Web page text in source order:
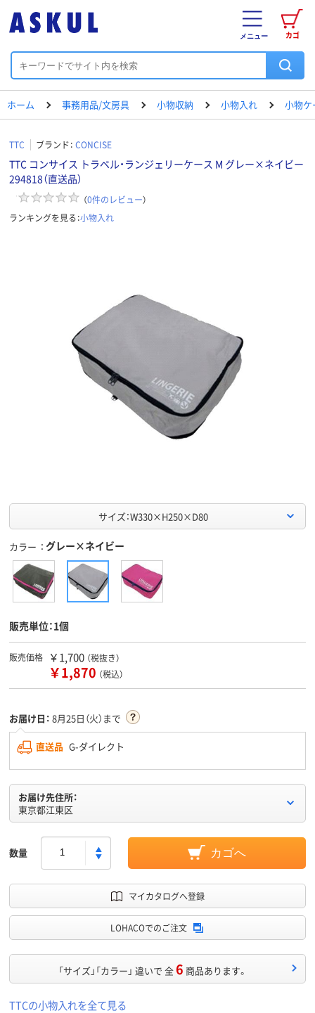
カゴ
メニュー
ホーム 事務用品/文房具 小物収納 小物入れ 小物ケ
TTC ブランド： CONCISE
TTC コンサイス トラベル・ランジェリーケース M グレー×ネイビー
294818（直送品）
（0件のレビュー）
ランキングを見る：小物入れ
サイズ：W330×H250×D80
カラー グレー×ネイビー
販売単位：1個
販売価格 ￥1,700 （税抜き）
￥1,870 （税込）
お届け日： 8月25日（火）まで
直送品 G-ダイレクト
お届け先住所：
東京都江東区
数量 カゴへ
マイカタログへ登録
LOHACOでのご注文
「サイズ」「カラー」 違いで 全6 商品あります。
TTCの小物入れを全て見る